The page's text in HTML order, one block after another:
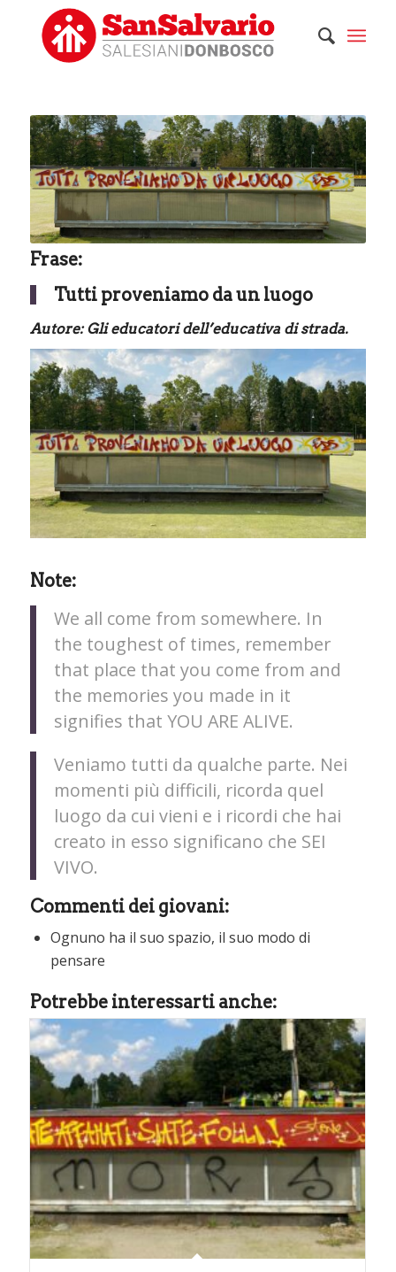
Frase:
Tutti proveniamo da un luogo
Autore: Gli educatori dell’educativa di strada.
Note:
We all come from somewhere. In
the toughest of times, remember
that place that you come from and
the memories you made in it
signifies that YOU ARE ALIVE.
Veniamo tutti da qualche parte. Nei
momenti più difficili, ricorda quel
luogo da cui vieni e i ricordi che hai
creato in esso significano che SEI
VIVO.
Commenti dei giovani:
Ognuno ha il suo spazio, il suo modo di
pensare
Potrebbe interessarti anche: